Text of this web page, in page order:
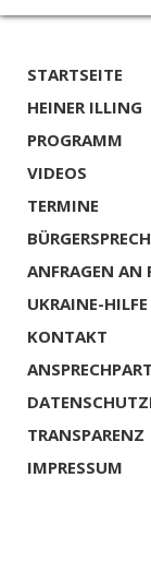
STARTSEITE
HEINER ILLING
PROGRAMM
VIDEOS
TERMINE
ANFRAGEN AN
UKRAINE-HILFE
KONTAKT
TRANSPARENZ
IMPRESSUM